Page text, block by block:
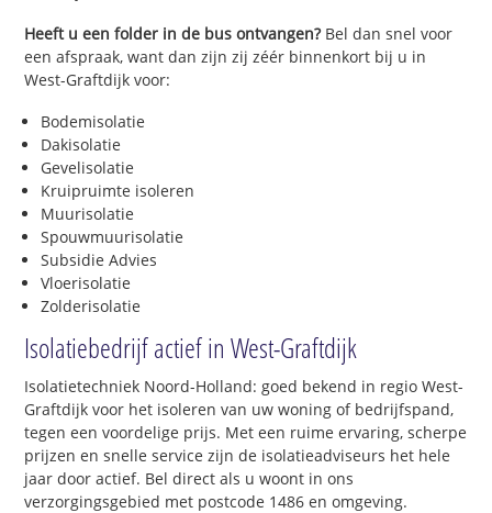
Heeft u een folder in de bus ontvangen?Bel dan snel voor
een afspraak, want dan zijn zij zéér binnenkort bij u in
West-Graftdijk voor:
Bodemisolatie
Dakisolatie
Gevelisolatie
Kruipruimte isoleren
Muurisolatie
Spouwmuurisolatie
Subsidie Advies
Vloerisolatie
Zolderisolatie
Isolatiebedrijf actief in West-Graftdijk
Isolatietechniek Noord-Holland: goed bekend in regio West-
Graftdijk voor het isoleren van uw woning of bedrijfspand,
tegen een voordelige prijs. Met een ruime ervaring, scherpe
prijzen en snelle service zijn de isolatieadviseurs het hele
jaar door actief. Bel direct als u woont in ons
verzorgingsgebied met postcode 1486 en omgeving.